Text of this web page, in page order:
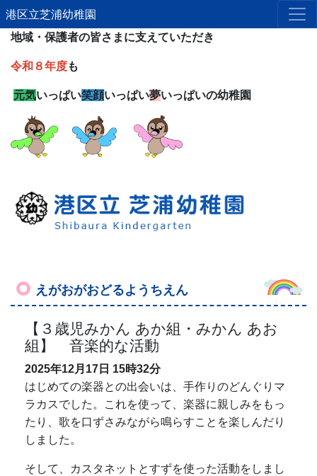
港区立芝浦幼稚園
地域・保護者の皆さまに支えていただき
令和８年度も
元気いっぱい笑顔いっぱい夢いっぱいの幼稚園
えがおがおどるようちえん
【３歳児みかん あか組・みかん あお
組】 音楽的な活動
2025年12月17日 15時32分
はじめての楽器との出会いは、手作りのどんぐりマ
ラカスでした。これを使って、楽器に親しみをもっ
たり、歌を口ずさみながら鳴らすことを楽しんだり
しました。
そして、カスタネットとすずを使った活動をしまし